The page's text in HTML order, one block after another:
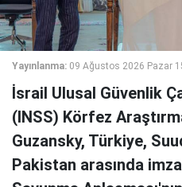
Yayınlanma: 09 Ağustos 2026 Pazar
İsrail Ulusal Güvenlik
(INSS) Körfez
Guzansky, Türkiye,
Pakistan arasında